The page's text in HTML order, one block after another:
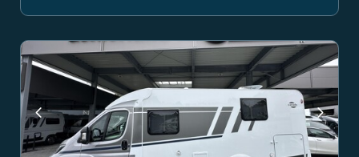
Previous Next